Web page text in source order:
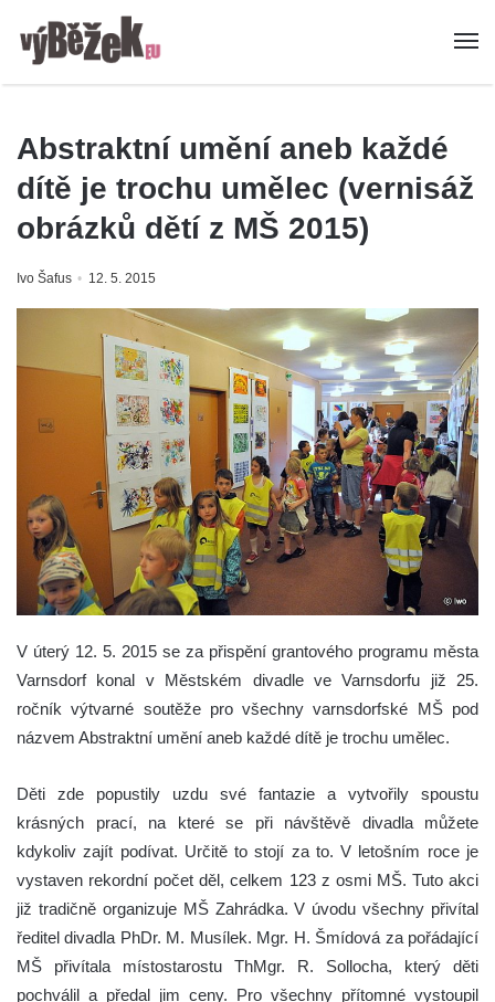
Abstraktní umění aneb každé
dítě je trochu umělec (vernisáž
obrázků dětí z MŠ 2015)
Ivo Šafus 12. 5. 2015
V úterý 12. 5. 2015 se za přispění grantového programu města
Varnsdorf konal v Městském divadle ve Varnsdorfu již 25.
ročník výtvarné soutěže pro všechny varnsdorfské MŠ pod
názvem Abstraktní umění aneb každé dítě je trochu umělec.
Děti zde popustily uzdu své fantazie a vytvořily spoustu
krásných prací, na které se při návštěvě divadla můžete
kdykoliv zajít podívat. Určitě to stojí za to. V letošním roce je
vystaven rekordní počet děl, celkem 123 z osmi MŠ. Tuto akci
již tradičně organizuje MŠ Zahrádka. V úvodu všechny přivítal
ředitel divadla PhDr. M. Musílek. Mgr. H. Šmídová za pořádající
MŠ přivítala místostarostu ThMgr. R. Sollocha, který děti
pochválil a předal jim ceny. Pro všechny přítomné vystoupil